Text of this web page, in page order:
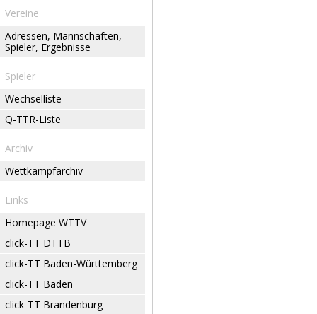
Vereine
Adressen, Mannschaften,
Spieler, Ergebnisse
Spieler
Wechselliste
Q-TTR-Liste
Archiv
Wettkampfarchiv
Links
Homepage WTTV
click-TT DTTB
click-TT Baden-Württemberg
click-TT Baden
click-TT Brandenburg